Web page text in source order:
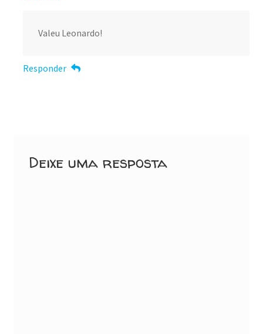
Valeu Leonardo!
Responder
Deixe uma resposta